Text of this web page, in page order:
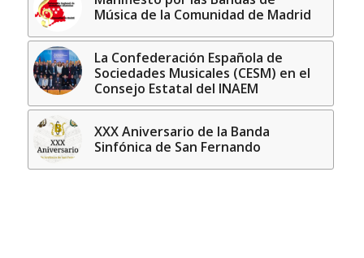
Música de la Comunidad de Madrid
La Confederación Española de
Sociedades Musicales (CESM) en el
Consejo Estatal del INAEM
XXX Aniversario de la Banda
Sinfónica de San Fernando